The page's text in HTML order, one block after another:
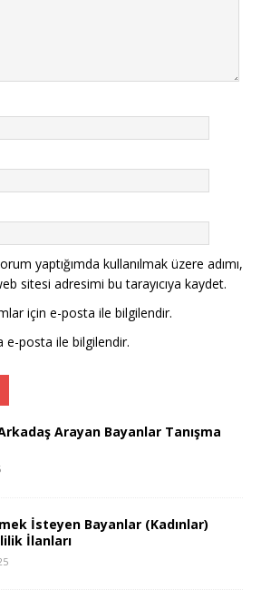
yaptığımda kullanılmak üzere adımı,
sitesi adresimi bu tarayıcıya kaydet.
için e-posta ile bilgilendir.
e-posta ile bilgilendir.
Arayan Bayanlar Tanışma
İsteyen Bayanlar (Kadınlar)
İlanları